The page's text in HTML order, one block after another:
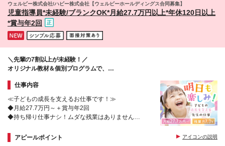
■京都府/京都 ■兵庫県/姫路・神戸・尼崎・西宮 ■和歌
山県/和歌山市 ■愛媛県/松山 ■広島県/福山、広島市 ■
ープン予定】 〈2025年4月予定〉 ■京都/京都市 ■静
月予定> ■和歌山/和歌山市 ■静岡/静岡市 (変更の範囲)
上記を除く当社関連勤務地
ウェルビー株式会社/ハビー株式会社【ウェルビーホールディングス合同募集】
児童指導員*未経験/ブランクOK*月給27.7万円以上*年休120日以上
*賞与年2回
＼先輩の7割以上が未経験！／
オリジナル教材＆個別プログラムで、
仕事内容
≪子どもの成長を支えるお仕事です！≫
◆月給27.7万円～＋賞与年2回
◆持ち帰り仕事ナシ！ムダな残業はありません
アピールポイント
アイコンの説明